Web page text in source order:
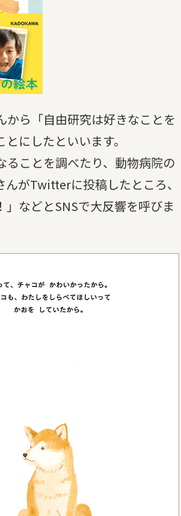
ら「自由研究は好きなことを
にしたといいます。
ることを調べたり、動物病院の
がTwitterに投稿したところ、
」などとSNSで大反響を呼びま